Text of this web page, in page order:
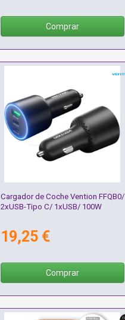
Comprar
Cargador de Coche Vention FFQB0/
2xUSB-Tipo C/ 1xUSB/ 100W
19,25 €
Comprar